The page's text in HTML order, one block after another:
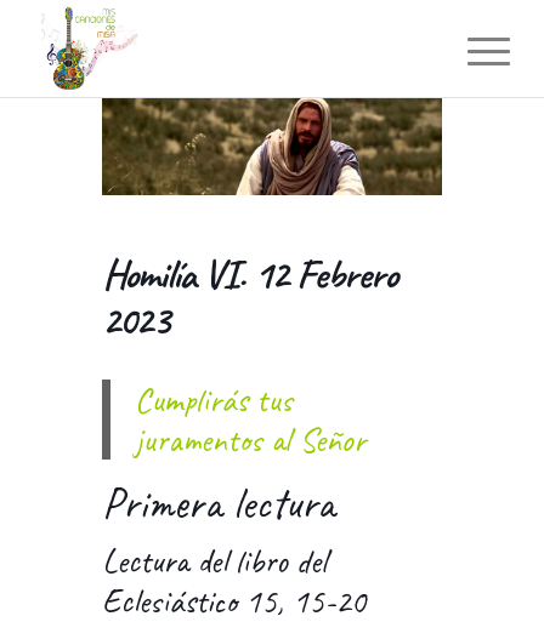
Homilía VI. 12 Febrero
2023
Cumplirás tus
juramentos al Señor
Primera lectura
Lectura del libro del
Eclesiástico 15, 15-20